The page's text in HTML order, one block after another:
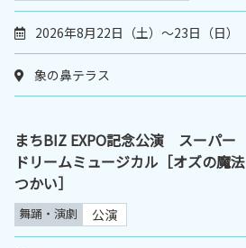
2026年8月22日（土）〜23日（日）
象の鼻テラス
まちBIZ EXPO記念公演 スーパー
ドリームミュージカル［オズの魔法
つかい］
舞踊・演劇 公演